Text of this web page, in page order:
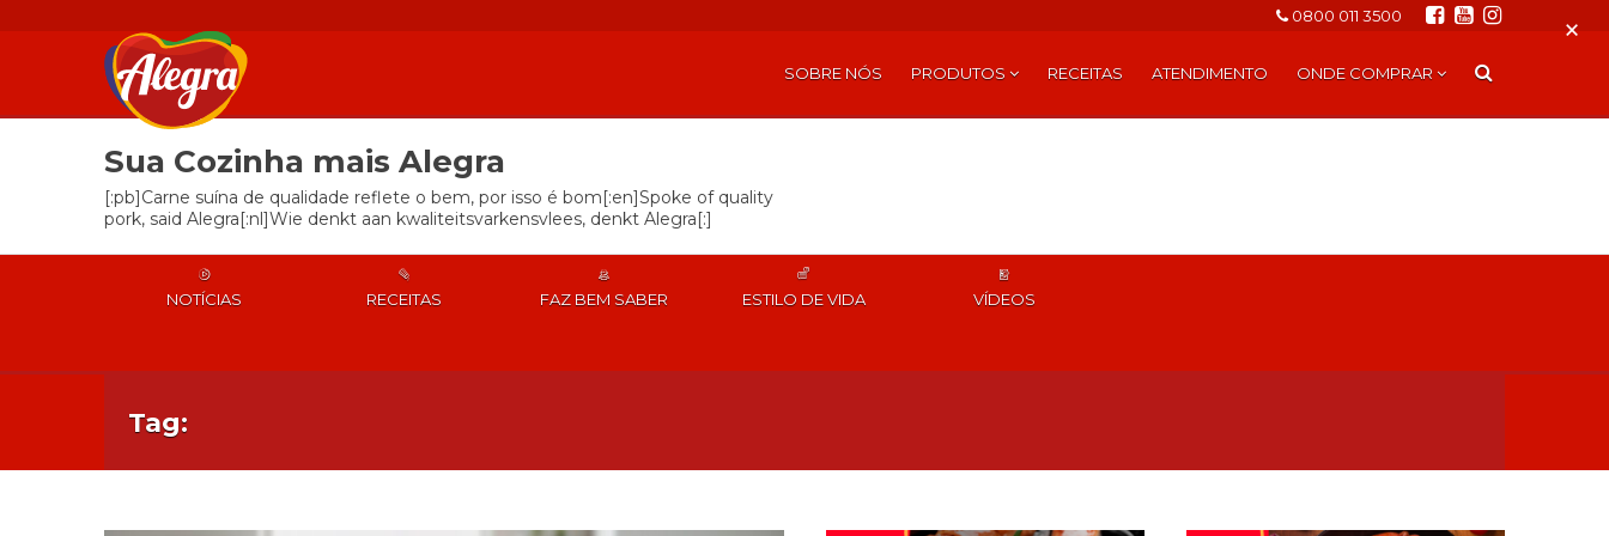
0800 011 3500
SOBRE NÓS PRODUTOS RECEITAS ATENDIMENTO ONDE COMPRAR
Sua Cozinha mais Alegra
[:pb]Carne suína de qualidade reflete o bem, por isso é bom[:en]Spoke of quality
pork, said Alegra[:nl]Wie denkt aan kwaliteitsvarkensvlees, denkt Alegra[:]
NOTÍCIAS RECEITAS FAZ BEM SABER ESTILO DE VIDA VÍDEOS
Tag:
×